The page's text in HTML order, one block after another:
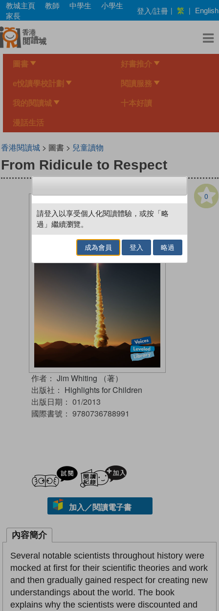
Skip
main
content
教城主頁 教師 中學生
小學生
家長
登入/註冊 | 繁 | English
圖書 好書推介
e悅讀學校計劃 閱讀服務
我的閱讀城 十本好讀
漫話生活
香港閱讀城> 圖書 > 兒童讀物
From Ridicule to Respect
0
作者： Jim Whiting （著）
出版社： Highlights for Children
出版日期： 01/2013
國際書號： 9780736788991
試閲
加入／閱讀電子書
內容簡介
Several notable scientists throughout history were
mocked at first for their scientific theories and work
and then gradually gained respect for creating new
understandings about the world. The book
explains why the scientists were discounted and
請登入以享受個人化閱讀體驗，或按「略
過」繼續瀏覽。
成為會員 登入 略過